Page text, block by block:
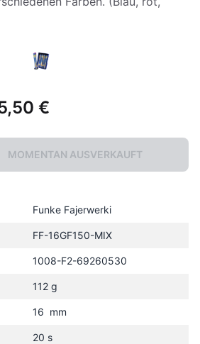
€
MOMENTAN AUSVERKAUFT
Funke Fajerwerki
FF-16GF150-MIX
1008-F2-69260530
112 g
16 mm
20 s